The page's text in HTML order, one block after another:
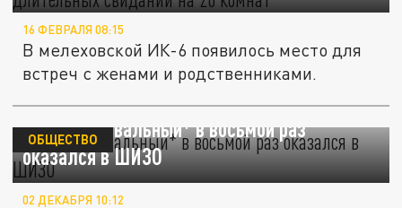
16 ФЕВРАЛЯ 08:15
В мелеховской ИК-6 появилось место для
встреч с женами и родственниками.
Алексей Навальный* в восьмой раз
оказался в ШИЗО
ОБЩЕСТВО
02 ДЕКАБРЯ 10:12